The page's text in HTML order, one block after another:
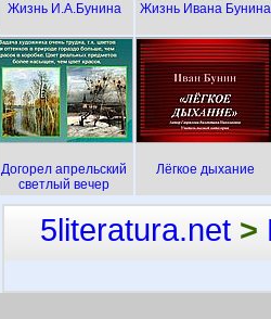
Жизнь И.А.Бунина Жизнь Ивана Бунина
Догорел апрельский
светлый вечер
Лёгкое дыхание
5literatura.net >